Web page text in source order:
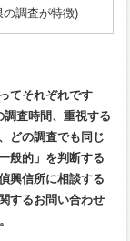
調査が特徴)
てそれぞれです
査時間、重視する
どの調査でも同じ
般的」を判断する
興信所に相談する
するお問い合わせ